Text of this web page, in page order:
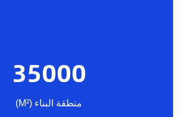
35000
منطقة البناء (M²)